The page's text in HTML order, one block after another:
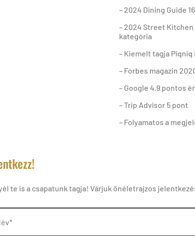
– 2024 Dining Guide
– 2024 Street
kategória
– Kiemelt tagja
– Forbes magazin
– Google 4.9 pontos
– Trip Advisor 5 pont
– Folyamatos a
te is a csapatunk tagja! Várjuk önéletrajzos